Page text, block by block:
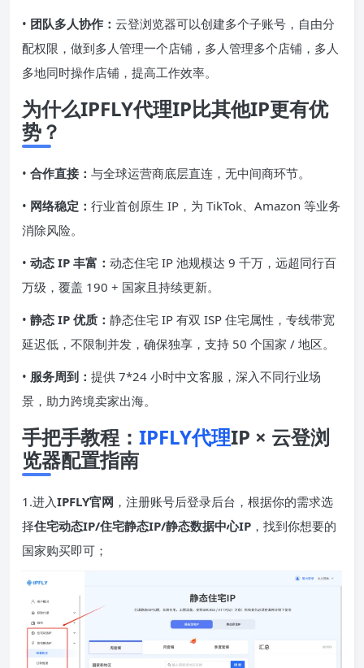
• 团队多人协作： 云登浏览器可以创建多个子账号，自由分
配权限，做到多人管理一个店铺，多人管理多个店铺，多人
多地同时操作店铺，提高工作效率。
为什么IPFLY代理IP比其他IP更有优
势？
• 合作直接： 与全球运营商底层直连，无中间商环节。
• 网络稳定： 行业首创原生 IP，为 TikTok、Amazon 等业务
消除风险。
• 动态 IP 丰富： 动态住宅 IP 池规模达 9 千万，远超同行百
万级，覆盖 190 + 国家且持续更新。
• 静态 IP 优质： 静态住宅 IP 有双 ISP 住宅属性，专线带宽
延迟低，不限制并发，确保独享，支持 50 个国家 / 地区。
• 服务周到： 提供 7*24 小时中文客服，深入不同行业场
景，助力跨境卖家出海。
手把手教程： IPFLY代理IP × 云登浏
览器配置指南
1.进入IPFLY官网 ，注册账号后登录后台，根据你的需求选
择住宅动态IP/住宅静态IP/静态数据中心IP ，找到你想要的
国家购买即可；